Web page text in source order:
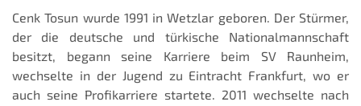
Cenk Tosun wurde 1991 in Wetzlar geboren. Der Stürmer,
der die deutsche und türkische Nationalmannschaft
besitzt, begann seine Karriere beim SV Raunheim,
wechselte in der Jugend zu Eintracht Frankfurt, wo er
auch seine Profikarriere startete. 2011 wechselte nach